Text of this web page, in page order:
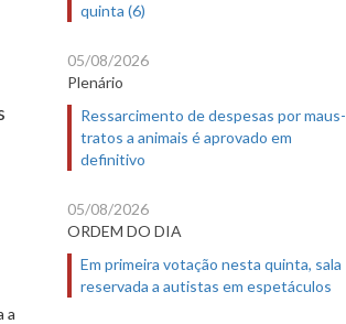
a
quinta (6)
05/08/2026
Plenário
Ressarcimento de despesas por maus-
tratos a animais é aprovado em
definitivo
05/08/2026
ORDEM DO DIA
Em primeira votação nesta quinta, sala
reservada a autistas em espetáculos